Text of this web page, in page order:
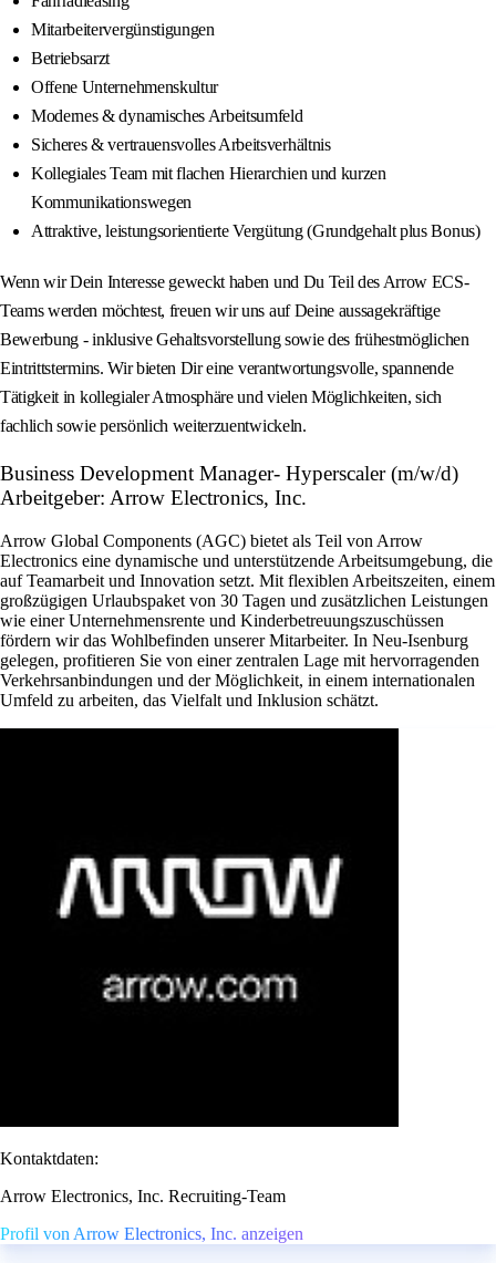
Mitarbeitervergünstigungen
Betriebsarzt
Offene Unternehmenskultur
Modernes & dynamisches Arbeitsumfeld
Sicheres & vertrauensvolles Arbeitsverhältnis
Kollegiales Team mit flachen Hierarchien und kurzen
Kommunikationswegen
Attraktive, leistungsorientierte Vergütung (Grundgehalt plus Bonus)
Wenn wir Dein Interesse geweckt haben und Du Teil des Arrow ECS-
Teams werden möchtest, freuen wir uns auf Deine aussagekräftige
Bewerbung - inklusive Gehaltsvorstellung sowie des frühestmöglichen
Eintrittstermins. Wir bieten Dir eine verantwortungsvolle, spannende
Tätigkeit in kollegialer Atmosphäre und vielen Möglichkeiten, sich
fachlich sowie persönlich weiterzuentwickeln.
Business Development Manager- Hyperscaler (m/w/d)
Arbeitgeber: Arrow Electronics, Inc.
Arrow Global Components (AGC) bietet als Teil von Arrow
Electronics eine dynamische und unterstützende Arbeitsumgebung, die
auf Teamarbeit und Innovation setzt. Mit flexiblen Arbeitszeiten, einem
großzügigen Urlaubspaket von 30 Tagen und zusätzlichen Leistungen
wie einer Unternehmensrente und Kinderbetreuungszuschüssen
fördern wir das Wohlbefinden unserer Mitarbeiter. In Neu-Isenburg
gelegen, profitieren Sie von einer zentralen Lage mit hervorragenden
Verkehrsanbindungen und der Möglichkeit, in einem internationalen
Umfeld zu arbeiten, das Vielfalt und Inklusion schätzt.
Kontaktdaten:
Arrow Electronics, Inc. Recruiting-Team
Profil von Arrow Electronics, Inc. anzeigen